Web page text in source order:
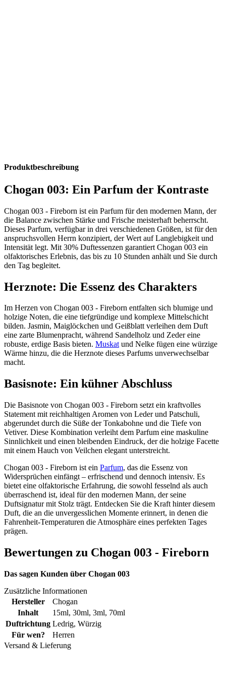
Produktbeschreibung
Chogan 003: Ein Parfum der Kontraste
Chogan 003 - Fireborn ist ein Parfum für den modernen Mann, der
die Balance zwischen Stärke und Frische meisterhaft beherrscht.
Dieses Parfum, verfügbar in drei verschiedenen Größen, ist für den
anspruchsvollen Herrn konzipiert, der Wert auf Langlebigkeit und
Intensität legt. Mit 30% Duftessenzen garantiert Chogan 003 ein
olfaktorisches Erlebnis, das bis zu 10 Stunden anhält und Sie durch
den Tag begleitet.
Herznote: Die Essenz des Charakters
Im Herzen von Chogan 003 - Fireborn entfalten sich blumige und
holzige Noten, die eine tiefgründige und komplexe Mittelschicht
bilden. Jasmin, Maiglöckchen und Geißblatt verleihen dem Duft
eine zarte Blumenpracht, während Sandelholz und Zeder eine
robuste, erdige Basis bieten. Muskatund Nelke fügen eine würzige
Wärme hinzu, die die Herznote dieses Parfums unverwechselbar
macht.
Basisnote: Ein kühner Abschluss
Die Basisnote von Chogan 003 - Fireborn setzt ein kraftvolles
Statement mit reichhaltigen Aromen von Leder und Patschuli,
abgerundet durch die Süße der Tonkabohne und die Tiefe von
Vetiver. Diese Kombination verleiht dem Parfum eine maskuline
Sinnlichkeit und einen bleibenden Eindruck, der die holzige Facette
mit einem Hauch von Veilchen elegant unterstreicht.
Chogan 003 - Fireborn ist ein Parfum, das die Essenz von
Widersprüchen einfängt – erfrischend und dennoch intensiv. Es
bietet eine olfaktorische Erfahrung, die sowohl fesselnd als auch
überraschend ist, ideal für den modernen Mann, der seine
Duftsignatur mit Stolz trägt. Entdecken Sie die Kraft hinter diesem
Duft, die an die unvergesslichen Momente erinnert, in denen die
Fahrenheit-Temperaturen die Atmosphäre eines perfekten Tages
prägen.
Bewertungen zu Chogan 003 - Fireborn
Das sagen Kunden über Chogan 003
Zusätzliche Informationen
Hersteller
Chogan
Inhalt
15ml, 30ml, 3ml, 70ml
Duftrichtung Ledrig, Würzig
Für wen?
Herren
Versand & Lieferung